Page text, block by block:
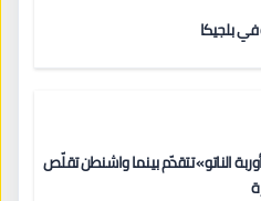
بلجيكا
الناتو» تتقدّم بينما واشنطن تقلّص